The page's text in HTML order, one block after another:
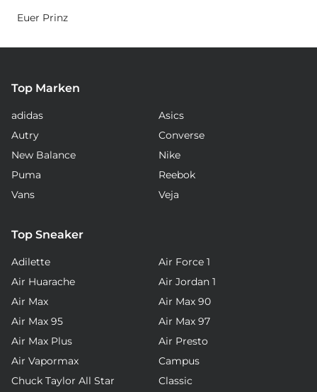
Euer Prinz
Top Marken
adidas
Asics
Autry
Converse
New Balance
Nike
Puma
Reebok
Vans
Veja
Top Sneaker
Adilette
Air Force 1
Air Huarache
Air Jordan 1
Air Max
Air Max 90
Air Max 95
Air Max 97
Air Max Plus
Air Presto
Air Vapormax
Campus
Chuck Taylor All Star
Classic